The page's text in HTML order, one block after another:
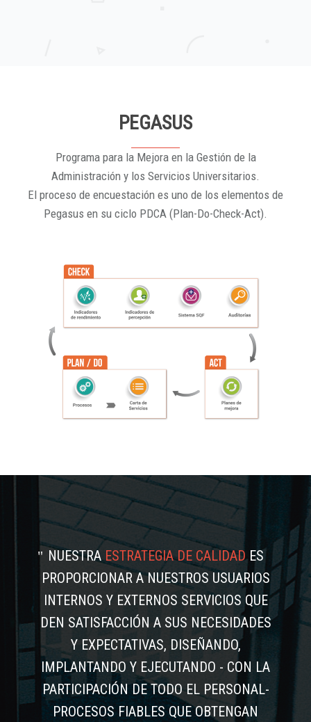
PEGASUS
Programa para la Mejora en la Gestión de la
Administración y los Servicios Universitarios.
El proceso de encuestación es uno de los elementos de
Pegasus en su ciclo PDCA (Plan-Do-Check-Act).
NUESTRAESTRATEGIA DE CALIDADES
PROPORCIONAR A NUESTROS USUARIOS
INTERNOS Y EXTERNOS SERVICIOS QUE
DEN SATISFACCIÓN A SUS NECESIDADES
Y EXPECTATIVAS, DISEÑANDO,
IMPLANTANDO Y EJECUTANDO - CON LA
PARTICIPACIÓN DE TODO EL PERSONAL-
PROCESOS FIABLES QUE OBTENGAN